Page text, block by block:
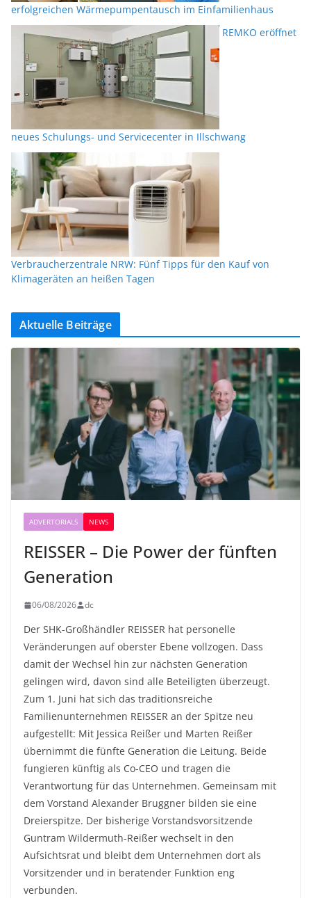
erfolgreichen Wärmepumpentausch im Einfamilienhaus
REMKO eröffnet
neues Schulungs- und Servicecenter in Illschwang
Verbraucherzentrale NRW: Fünf Tipps für den Kauf von
Klimageräten an heißen Tagen
Aktuelle Beiträge
ADVERTORIALS NEWS
REISSER – Die Power der fünften
Generation
06/08/2026 dc
Der SHK-Großhändler REISSER hat personelle
Veränderungen auf oberster Ebene vollzogen. Dass
damit der Wechsel hin zur nächsten Generation
gelingen wird, davon sind alle Beteiligten überzeugt.
Zum 1. Juni hat sich das traditionsreiche
Familienunternehmen REISSER an der Spitze neu
aufgestellt: Mit Jessica Reißer und Marten Reißer
übernimmt die fünfte Generation die Leitung. Beide
fungieren künftig als Co-CEO und tragen die
Verantwortung für das Unternehmen. Gemeinsam mit
dem Vorstand Alexander Bruggner bilden sie eine
Dreierspitze. Der bisherige Vorstandsvorsitzende
Guntram Wildermuth-Reißer wechselt in den
Aufsichtsrat und bleibt dem Unternehmen dort als
Vorsitzender und in beratender Funktion eng
verbunden.